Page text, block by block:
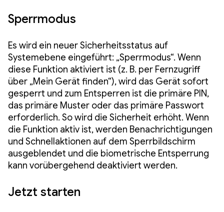
Sperrmodus
Es wird ein neuer Sicherheitsstatus auf
Systemebene eingeführt: „Sperrmodus“. Wenn
diese Funktion aktiviert ist (z. B. per Fernzugriff
über „Mein Gerät finden“), wird das Gerät sofort
gesperrt und zum Entsperren ist die primäre PIN,
das primäre Muster oder das primäre Passwort
erforderlich. So wird die Sicherheit erhöht. Wenn
die Funktion aktiv ist, werden Benachrichtigungen
und Schnellaktionen auf dem Sperrbildschirm
ausgeblendet und die biometrische Entsperrung
kann vorübergehend deaktiviert werden.
Jetzt starten